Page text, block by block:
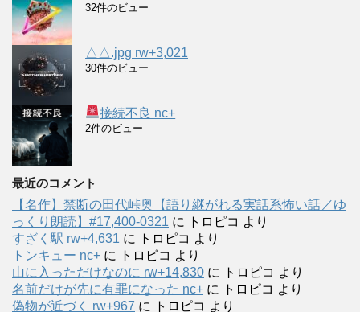
32件のビュー
△△.jpg rw+3,021
30件のビュー
接続不良 nc+
2件のビュー
最近のコメント
【名作】禁断の田代峠奥【語り継がれる実話系怖い話／ゆ
っくり朗読】#17,400-0321 に トロピコ より
すざく駅 rw+4,631 に トロピコ より
トンキュー nc+ に トロピコ より
山に入っただけなのに rw+14,830 に トロピコ より
名前だけが先に有罪になった nc+ に トロピコ より
偽物が近づく rw+967 に トロピコ より